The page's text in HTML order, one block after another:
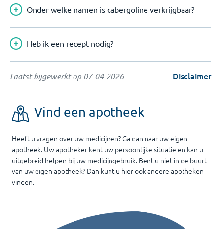
Onder welke namen is cabergoline verkrijgbaar?
Heb ik een recept nodig?
Laatst bijgewerkt op 07-04-2026 Disclaimer
Vind een apotheek
Heeft u vragen over uw medicijnen? Ga dan naar uw eigen
apotheek. Uw apotheker kent uw persoonlijke situatie en kan u
uitgebreid helpen bij uw medicijngebruik. Bent u niet in de buurt
van uw eigen apotheek? Dan kunt u hier ook andere apotheken
vinden.